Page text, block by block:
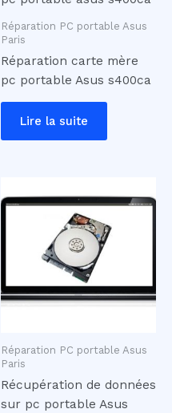
Réparation PC portable Asus
Paris
Réparation carte mère
pc portable Asus s400ca
Lire la suite
Réparation PC portable Asus
Paris
Récupération de données
sur pc portable Asus